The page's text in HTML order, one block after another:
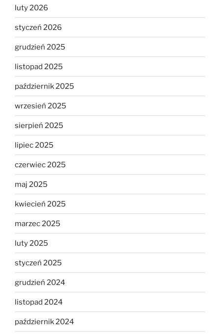
luty 2026
styczeń 2026
grudzień 2025
listopad 2025
październik 2025
wrzesień 2025
sierpień 2025
lipiec 2025
czerwiec 2025
maj 2025
kwiecień 2025
marzec 2025
luty 2025
styczeń 2025
grudzień 2024
listopad 2024
październik 2024